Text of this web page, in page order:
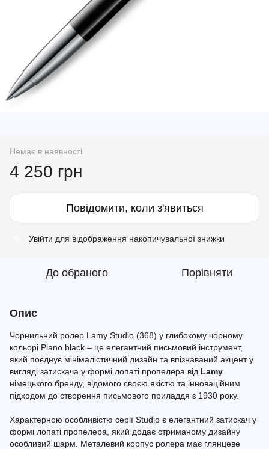
Немає в наявності
4 250 грн
Повідомити, коли з'явиться
Увійти для відображення накопичувальної знижки
До обраного Порівняти
Опис
Чорнильний ролер Lamy Studio (368) у глибокому чорному
кольорі Piano black – це елегантний письмовий інструмент,
який поєднує мінімалістичний дизайн та впізнаваний акцент у
вигляді затискача у формі лопаті пропелера від Lamy
німецького бренду, відомого своєю якістю та інноваційним
підходом до створення письмового приладдя з 1930 року.
Характерною особливістю серії Studio є елегантний затискач у
формі лопаті пропелера, який додає стриманому дизайну
особливий шарм. Металевий корпус ролера має глянцеве